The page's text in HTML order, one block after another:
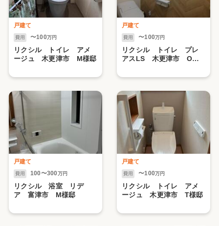
戸建て
費用 〜100万円
リクシル トイレ アメ
ージュ 木更津市 М様邸
戸建て
費用 〜100万円
リクシル トイレ プレ
アスLS 木更津市 O様
戸建て
費用 100〜300万円
リクシル 浴室 リデ
ア 富津市 М様邸
戸建て
費用 〜100万円
リクシル トイレ アメ
ージュ 木更津市 T様邸